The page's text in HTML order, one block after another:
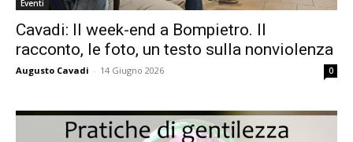
Eventi
Cavadi: Il week-end a Bompietro. Il
racconto, le foto, un testo sulla nonviolenza
Augusto Cavadi - 14 Giugno 2026 0